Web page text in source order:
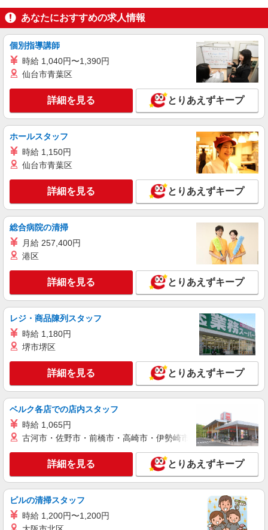
派遣社員
株式会社テクノ・サービス/お仕事No/0867972
NEW
目視検査業務など
大阪府松原市 ＊バイク通勤OK
キープ 詳細を見る
派遣社員
株式会社マクスジャパン
ネジ部品の計量・梱包軽作業スタッフ
◆週払いOK ◆自転車・車・バイク・電車・バス
通勤OK大阪府松原市三宅中 ※車・バイク・自転車・
電車・バス 通勤可能！
キープ 詳細を見る
派遣社員
パーソルファクトリーパートナーズ株式会社
化粧用具の検品・包装など（日勤）
時給1200円 ※交通費全額支給（規定あり）
【月収例】18.0万円（20日勤務＋残業10h）
大阪府松原市
詳細を見る
パート 派遣社員
株式会社マサミチ
★シーツ・枕カバー・衣類等の仕分け・たたみ
作業・機械セット作業 ★
■大阪府松原市丹南
キープ 詳細を見る
正社員
UTエージェント株式会社 AGT関西第一CU AGT南大阪エリア FD松原
CL 《JQPJ1C》
あなたにおすすめの求人情報
個別指導講師
時給 1,040円〜1,390円
仙台市青葉区
詳細を見る とりあえずキープ
ホールスタッフ
時給 1,150円
仙台市青葉区
詳細を見る とりあえずキープ
総合病院の清掃
月給 257,400円
港区
詳細を見る とりあえずキープ
レジ・商品陳列スタッフ
時給 1,180円
堺市堺区
詳細を見る とりあえずキープ
ベルク各店での店内スタッフ
時給 1,065円
古河市・佐野市・前橋市・高崎市・伊勢崎市・太田市・館林市
詳細を見る とりあえずキープ
ビルの清掃スタッフ
時給 1,200円〜1,200円